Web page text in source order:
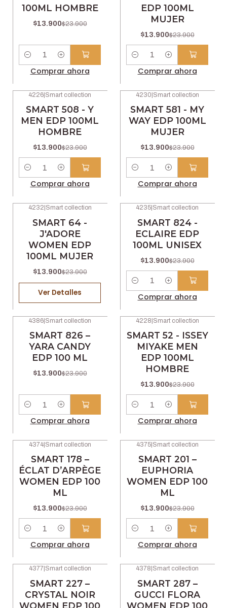
100ML HOMBRE
$13.900$23.900
Cantidad
Comprar ahora
EDP 100ML
MUJER
$13.900$23.900
Cantidad
Comprar ahora
4226 Smart collection
SMART 508 - Y
MEN EDP 100ML
HOMBRE
$13.900$23.900
Comprar ahora
4230 Smart collection
SMART 581 - MY
WAY EDP 100ML
MUJER
$13.900$23.900
Comprar ahora
No disponible
4232 Smart collection
SMART 64 -
J'ADORE
WOMEN EDP
100ML MUJER
$13.900$23.900
Ver Detalles
4235 Smart collection
SMART 824 -
ECLAIRE EDP
100ML UNISEX
$13.900$23.900
Cantidad
Comprar ahora
4386|Smart collection
SMART 826 –
YARA CANDY
EDP 100 ML
$13.900$23.900
Cantidad
Comprar ahora
4228|Smart collection
SMART 52 - ISSEY
MIYAKE MEN
EDP 100ML
HOMBRE
$13.900$23.900
Cantidad
Comprar ahora
4374| Smart collection
SMART 178 –
ÉCLAT D’ARPÈGE
WOMEN EDP 100
ML
$13.900$23.900
Comprar ahora
4375| Smart collection
SMART 201 –
EUPHORIA
WOMEN EDP 100
ML
$13.900$23.900
Comprar ahora
4377| Smart collection
SMART 227 –
CRYSTAL NOIR
WOMEN EDP 100
4378 Smart collection
SMART 287 –
GUCCI FLORA
WOMEN EDP 100